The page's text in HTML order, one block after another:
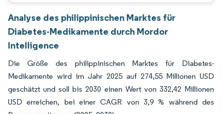
Analyse des philippinischen Marktes für
Diabetes-Medikamente durch Mordor
Intelligence
Die Größe des philippinischen Marktes für Diabetes-
Medikamente wird im Jahr 2025 auf 274,55 Millionen USD
geschätzt und soll bis 2030 einen Wert von 332,42 Millionen
USD erreichen, bei einer CAGR von 3,9 % während des